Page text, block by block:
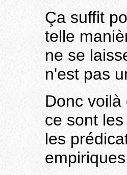
Ça suffit
telle
ne se
n'est pas
Donc
ce sont
les